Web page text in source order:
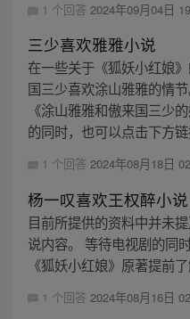
1 个回答 2024年09月04日
三少喜欢雅雅小说
在一些关于《狐妖小红娘
国三少喜欢涂山雅雅的情
《涂山雅雅和傲来国三少
的同时，也可以点击下方
1 个回答 2024年08月18日
杨一叹喜欢王权醉小说
目前所提供的资料中并未
说内容。 等待电视剧的同
《狐妖小红娘》原著提前了
1 个回答 2024年08月16日